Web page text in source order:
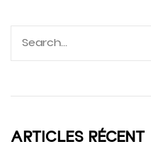
ARTICLES RÉCENT